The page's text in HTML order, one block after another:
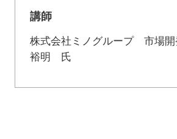
講師
株式会社ミノグループ 市場
裕明 氏